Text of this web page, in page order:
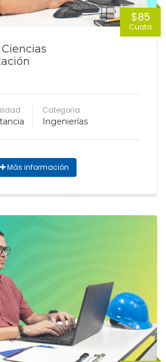
$85
Cuota
Categoría
Ingenierías
Más información